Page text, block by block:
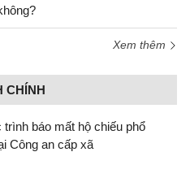
Xem thêm
CHÍNH
trình báo mất hộ chiếu phổ
Công an cấp xã